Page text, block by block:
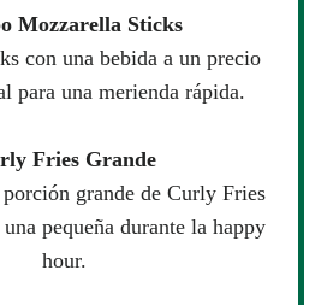
Mozzarella Sticks
con una bebida a un precio
para una merienda rápida.
Fries Grande
grande de Curly Fries
pequeña durante la happy
hour.